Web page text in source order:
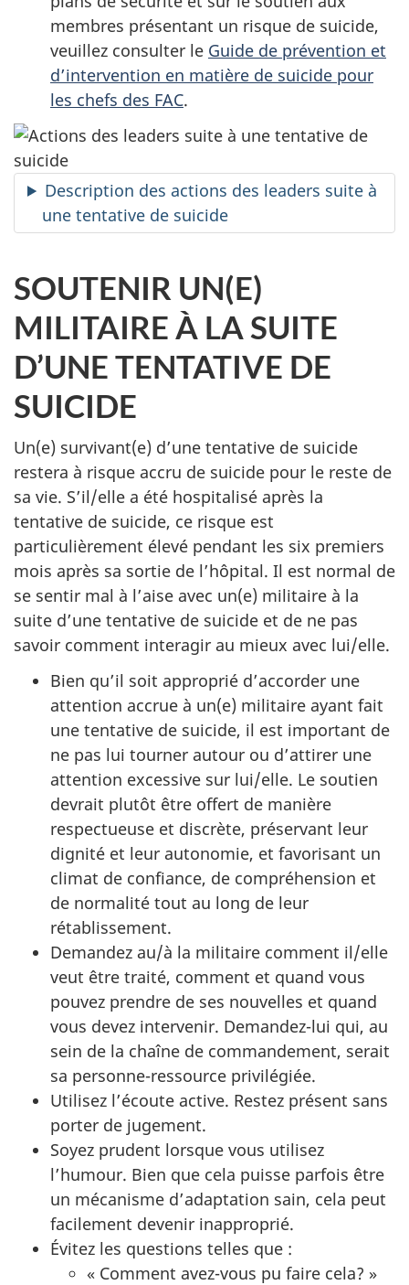
membres présentant un risque de suicide,
veuillez consulter le Guide de prévention et
d’intervention en matière de suicide pour
les chefs des FAC.
Description des actions des leaders suite à
une tentative de suicide
SOUTENIR UN(E)
MILITAIRE À LA SUITE
D’UNE TENTATIVE DE
SUICIDE
Un(e) survivant(e) d’une tentative de suicide
restera à risque accru de suicide pour le reste de
sa vie. S’il/elle a été hospitalisé après la
tentative de suicide, ce risque est
particulièrement élevé pendant les six premiers
mois après sa sortie de l’hôpital. Il est normal de
se sentir mal à l’aise avec un(e) militaire à la
suite d’une tentative de suicide et de ne pas
savoir comment interagir au mieux avec lui/elle.
Bien qu’il soit approprié d’accorder une
attention accrue à un(e) militaire ayant fait
une tentative de suicide, il est important de
ne pas lui tourner autour ou d’attirer une
attention excessive sur lui/elle. Le soutien
devrait plutôt être offert de manière
respectueuse et discrète, préservant leur
dignité et leur autonomie, et favorisant un
climat de confiance, de compréhension et
de normalité tout au long de leur
rétablissement.
Demandez au/à la militaire comment il/elle
veut être traité, comment et quand vous
pouvez prendre de ses nouvelles et quand
vous devez intervenir. Demandez-lui qui, au
sein de la chaîne de commandement, serait
sa personne-ressource privilégiée.
Utilisez l’écoute active. Restez présent sans
porter de jugement.
Soyez prudent lorsque vous utilisez
l’humour. Bien que cela puisse parfois être
un mécanisme d’adaptation sain, cela peut
facilement devenir inapproprié.
Évitez les questions telles que :
« Comment avez-vous pu faire cela? »